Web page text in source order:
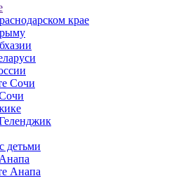
крае
Сочи
детьми
Анапа